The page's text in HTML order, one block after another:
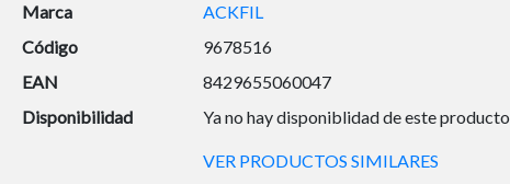
Marca
ACKFIL
Código
9678516
EAN
8429655060047
Disponibilidad
Ya no hay disponiblidad de este producto
VER PRODUCTOS SIMILARES